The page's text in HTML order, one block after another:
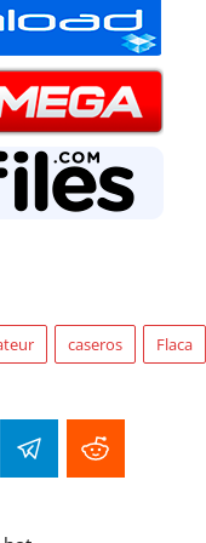
caseros Flaca